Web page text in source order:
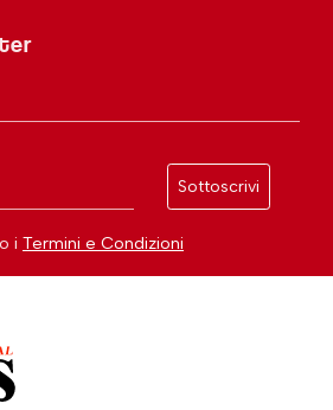
Sottoscrivi
i Termini e Condizioni